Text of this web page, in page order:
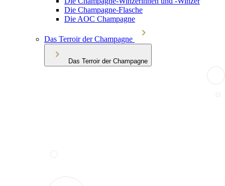
Die Champagne-Flasche
Die AOC Champagne
Das Terroir der Champagne
Das Terroir der Champagne